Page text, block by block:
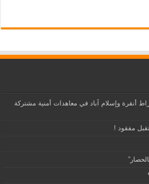
أنقرة وإسلام آباد في معاهدات أمنية مشتركة
مفقود !